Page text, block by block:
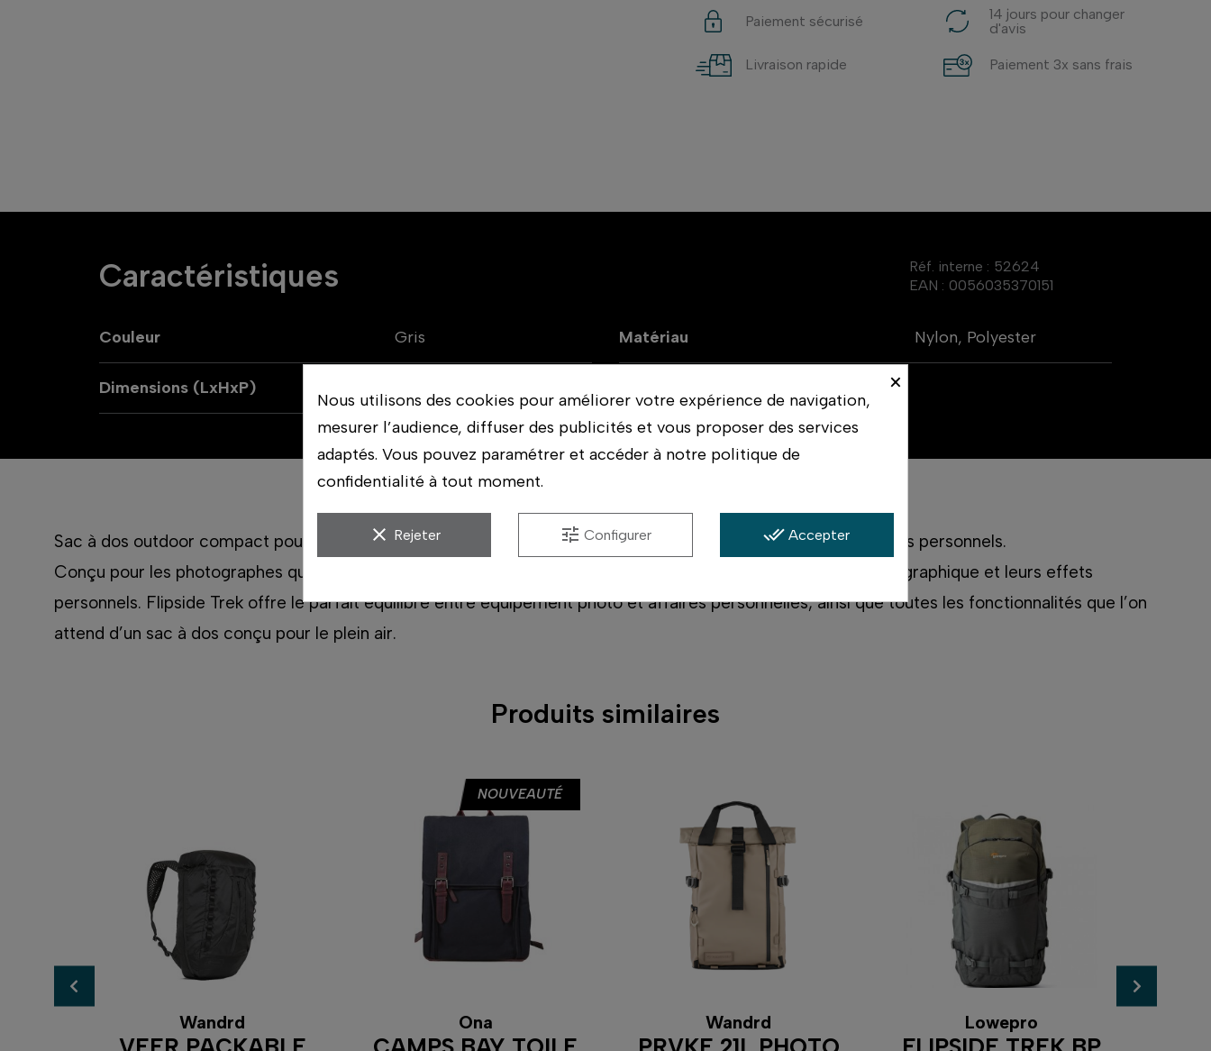
Paiement sécurisé
14 jours pour changer
d'avis
Livraison rapide Paiement 3x sans frais
Caractéristiques Réf. interne : 52624
EAN : 0056035370151
Couleur Gris Matériau Nylon, Polyester
Dimensions (LxHxP)
Sac à dos outdoor compact pour les photographes qui tansportent à la fois de l'équipement photo et des effets personnels.
Conçu pour les photographes qui ont besoin d’un sac polyvalent pour protéger à la fois leur équipement photographique et leurs effets
personnels. Flipside Trek offre le parfait équilibre entre équipement photo et affaires personnelles, ainsi que toutes les fonctionnalités que l’on
attend d’un sac à dos conçu pour le plein air.
Produits similaires
Wandrd
NOUVEAUTÉ
Ona Wandrd Lowepro
×
Nous utilisons des cookies pour améliorer votre expérience de navigation,
mesurer l’audience, diffuser des publicités et vous proposer des services
adaptés. Vous pouvez paramétrer et accéder à notre politique de
confidentialité à tout moment.
clear Rejeter tune Configurer done_all Accepter